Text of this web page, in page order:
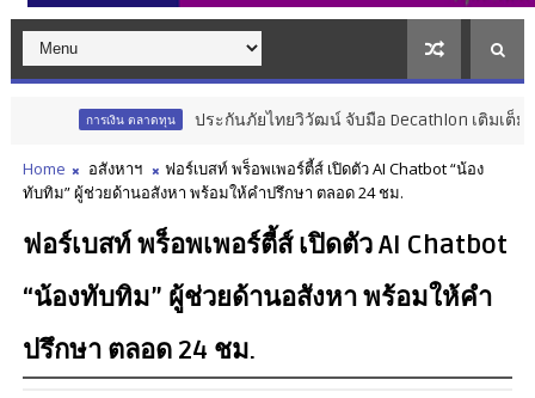
การเงิน ตลาดทุน ประกันภัยไทยวิวัฒน์ จับมือ Decathlon เติมเต็มประส
Home อสังหาฯ
ฟอร์เบสท์ พร็อพเพอร์ตี้ส์ เปิดตัว AI Chatbot “น้อง
ทับทิม” ผู้ช่วยด้านอสังหา พร้อมให้คำปรึกษา ตลอด 24 ชม.
ฟอร์เบสท์ พร็อพเพอร์ตี้ส์ เปิดตัว AI Chatbot
“น้องทับทิม” ผู้ช่วยด้านอสังหา พร้อมให้คำ
ปรึกษา ตลอด 24 ชม.